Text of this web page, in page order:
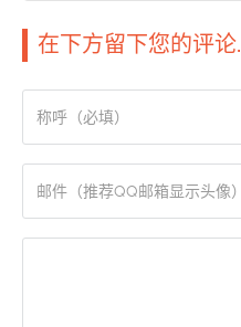
在下方留下您的评论.